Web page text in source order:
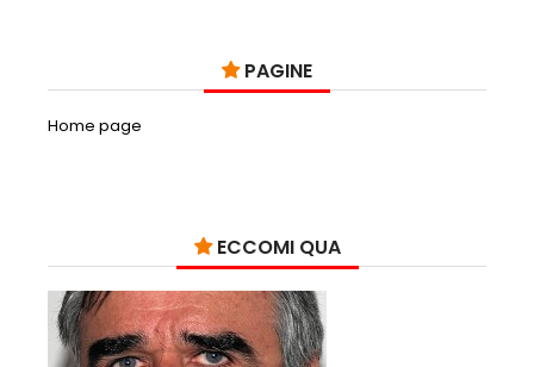
PAGINE
Home page
ECCOMI QUA